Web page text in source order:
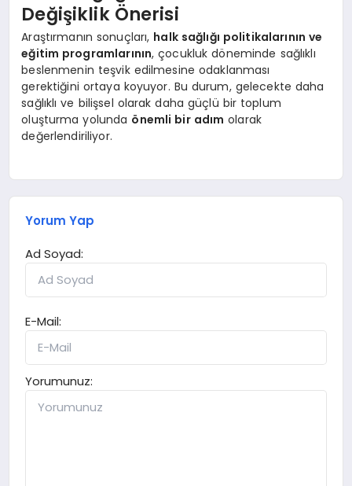
Değişiklik Önerisi
Araştırmanın sonuçları, halk sağlığı politikalarının ve
eğitim programlarının, çocukluk döneminde sağlıklı
beslenmenin teşvik edilmesine odaklanması
gerektiğini ortaya koyuyor. Bu durum, gelecekte daha
sağlıklı ve bilişsel olarak daha güçlü bir toplum
oluşturma yolunda önemli bir adım olarak
değerlendiriliyor.
Yorum Yap
Ad Soyad:
E-Mail:
Yorumunuz: